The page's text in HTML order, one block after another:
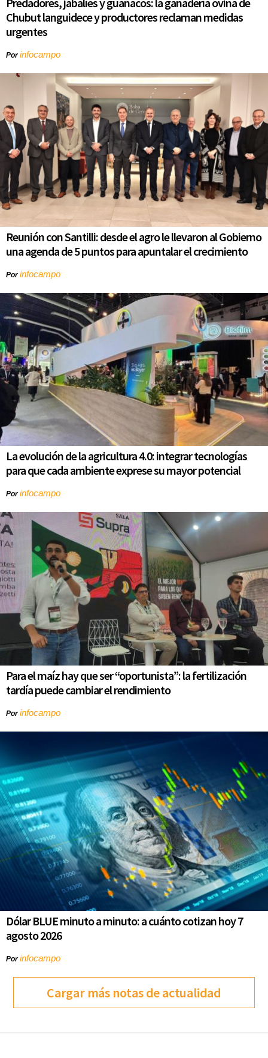
Chubut languidece y productores reclaman medidas
urgentes
Porinfocampo
Reunión con Santilli: desde el agro le llevaron al Gobierno
una agenda de 5 puntos para apuntalar el crecimiento
Porinfocampo
La evolución de la agricultura 4.0: integrar tecnologías
para que cada ambiente exprese su mayor potencial
Porinfocampo
Para el maíz hay que ser “oportunista”: la fertilización
tardía puede cambiar el rendimiento
Porinfocampo
Dólar BLUE minuto a minuto: a cuánto cotizan hoy 7
agosto 2026
Porinfocampo
Cargar más notas de actualidad